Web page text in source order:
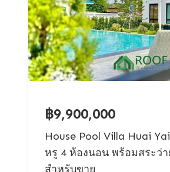
฿9,900,000
House Pool Villa Huai
หรู 4 ห้องนอน พร้อมสระว่
สำหรับขาย